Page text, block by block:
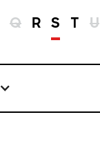
Q R S T U